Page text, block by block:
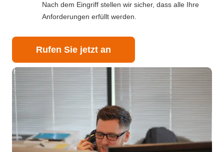
Nach dem Eingriff stellen wir sicher, dass alle Ihre
Anforderungen erfüllt werden.
Rufen Sie jetzt an